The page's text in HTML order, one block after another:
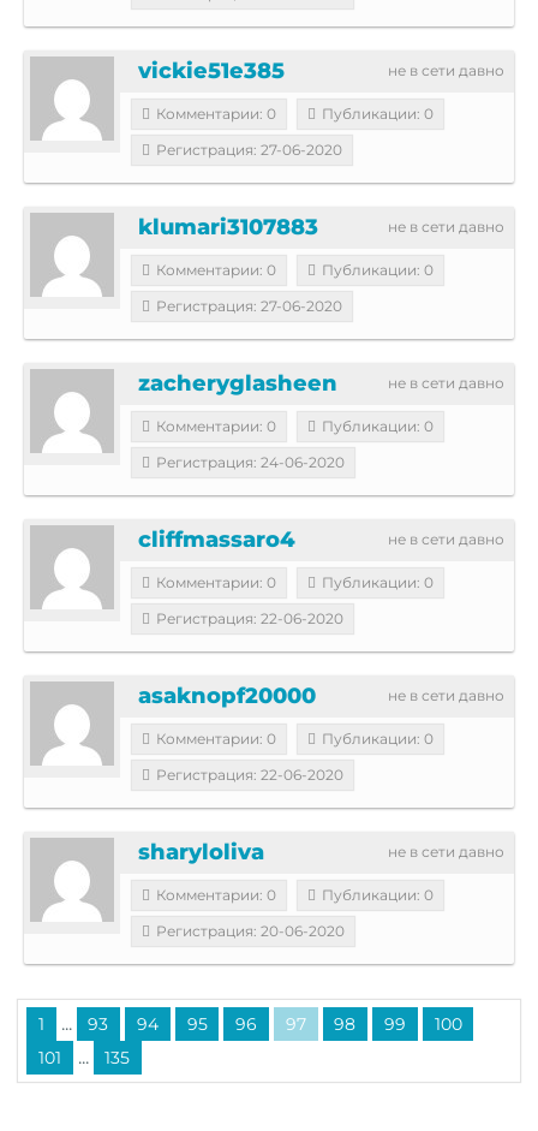
не в сети давно
vickie51e385
Комментарии: 0
Публикации: 0
Регистрация: 27-06-2020
не в сети давно
klumari3107883
Комментарии: 0
Публикации: 0
Регистрация: 27-06-2020
не в сети давно
zacheryglasheen
Комментарии: 0
Публикации: 0
Регистрация: 24-06-2020
не в сети давно
cliffmassaro4
Комментарии: 0
Публикации: 0
Регистрация: 22-06-2020
не в сети давно
asaknopf20000
Комментарии: 0
Публикации: 0
Регистрация: 22-06-2020
не в сети давно
sharyloliva
Комментарии: 0
Публикации: 0
Регистрация: 20-06-2020
1 ... 93 94 95 96 97 98 99
100
101
... 135